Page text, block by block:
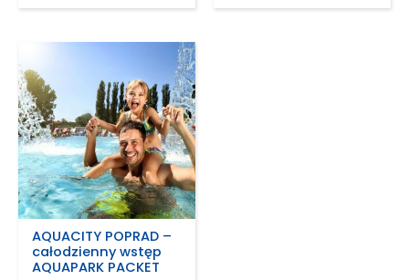
AQUACITY POPRAD –
całodzienny wstęp
AQUAPARK PACKET